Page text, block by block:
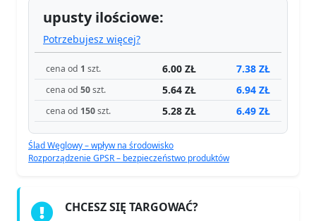
upusty ilościowe:
Potrzebujesz więcej?
cena od 1 szt. 6.00 ZŁ 7.38 ZŁ
cena od 50szt. 5.64 ZŁ 6.94 ZŁ
cena od 150szt. 5.28 ZŁ 6.49 ZŁ
Ślad Węglowy – wpływ na środowisko
Rozporządzenie GPSR – bezpieczeństwo produktów
CHCESZ SIĘ TARGOWAĆ?